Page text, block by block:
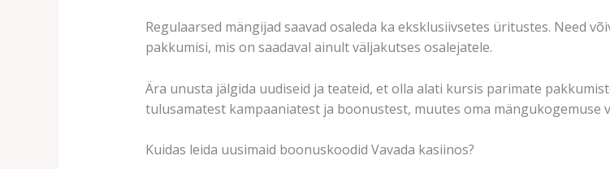
Regulaarsed mängijad saavad osaleda ka eksklusiivsetes üritustes. Need
pakkumisi, mis on saadaval ainult väljakutses osalejatele.
Ära unusta jälgida uudiseid ja teateid, et olla alati kursis parimate
tulusamatest kampaaniatest ja boonustest, muutes oma mängukogemuse
Kuidas leida uusimaid boonuskoodid Vavada kasiinos?